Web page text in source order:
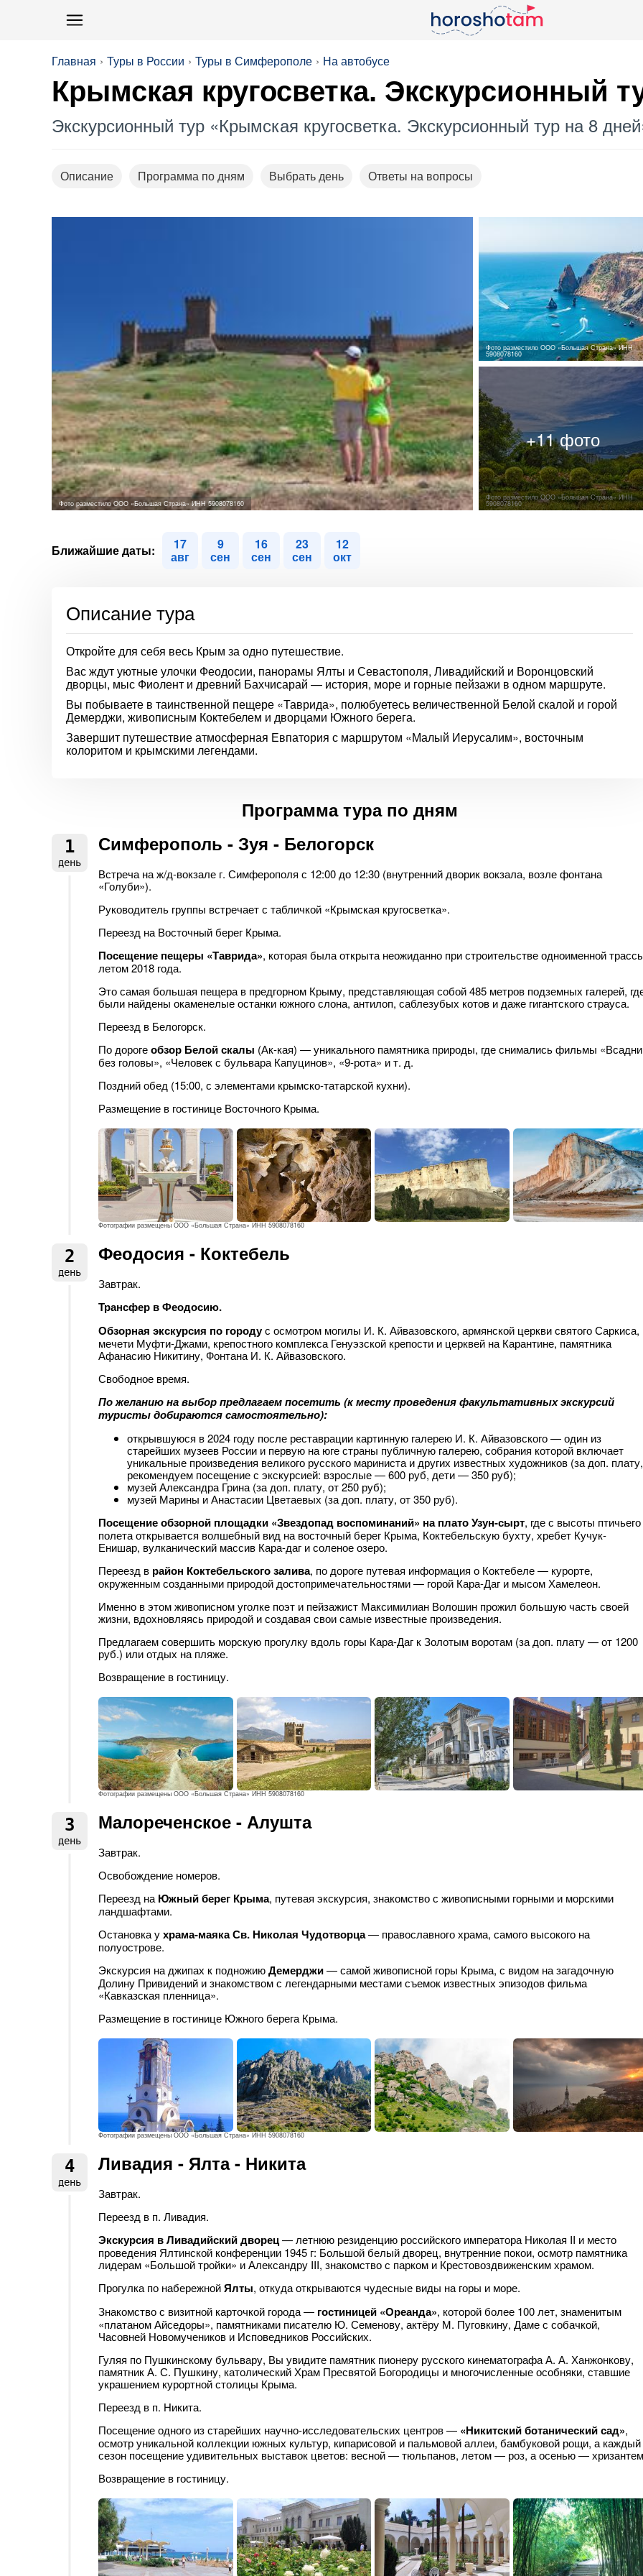
Главная Туры в России Туры в Симферополе На автобусе
Крымская кругосветка. Экскурсионный
Экскурсионный тур «Крымская кругосветка. Экскурсионный тур на 8
Описание Программа по дням Выбрать день Ответы на вопросы
Фото разместило ООО «Большая Страна» ИНН 5908078160
Фото разместило ООО «Большая Страна» ИНН
5908078160
Фото разместило ООО «Большая Страна» ИНН
5908078160
Ближайшие даты: 17
авг
9
сен
16
сен
23
сен
12
окт
Описание тура
Откройте для себя весь Крым за одно путешествие.
Вас ждут уютные улочки Феодосии, панорамы Ялты и Севастополя, Ливадийский и Воронцовский
дворцы, мыс Фиолент и древний Бахчисарай — история, море и горные пейзажи в одном маршруте.
Вы побываете в таинственной пещере «Таврида», полюбуетесь величественной Белой скалой и горой
Демерджи, живописным Коктебелем и дворцами Южного берега.
Завершит путешествие атмосферная Евпатория с маршрутом «Малый Иерусалим», восточным
колоритом и крымскими легендами.
Программа тура по дням
1
день
Симферополь - Зуя - Белогорск
Встреча на ж/д-вокзале г. Симферополя с 12:00 до 12:30 (внутренний дворик вокзала, возле фонтана
«Голуби»).
Руководитель группы встречает с табличкой «Крымская кругосветка».
Переезд на Восточный берег Крыма.
Посещение пещеры «Таврида», которая была открыта неожиданно при строительстве одноименной
летом 2018 года.
Это самая большая пещера в предгорном Крыму, представляющая собой 485 метров подземных галерей,
были найдены окаменелые останки южного слона, антилоп, саблезубых котов и даже гигантского страуса.
Переезд в Белогорск.
По дорогеобзор Белой скалы (Ак-кая) — уникального памятника природы, где снимались фильмы
без головы», «Человек с бульвара Капуцинов», «9-рота» и т. д.
Поздний обед (15:00, с элементами крымско-татарской кухни).
Размещение в гостинице Восточного Крыма.
Фотографии размещены ООО «Большая Страна» ИНН 5908078160
2
день
Феодосия - Коктебель
Завтрак.
Трансфер в Феодосию.
Обзорная экскурсия по городус осмотром могилы И. К. Айвазовского, армянской церкви святого Саркиса,
мечети Муфти-Джами, крепостного комплекса Генуэзской крепости и церквей на Карантине, памятника
Афанасию Никитину, Фонтана И. К. Айвазовского.
Свободное время.
По желанию на выбор предлагаем посетить (к месту проведения факультативных экскурсий
туристы добираются самостоятельно):
открывшуюся в 2024 году после реставрации картинную галерею И. К. Айвазовского — один из
старейших музеев России и первую на юге страны публичную галерею, собрания которой включает
уникальные произведения великого русского мариниста и других известных художников (за доп. плату,
рекомендуем посещение с экскурсией: взрослые — 600 руб, дети — 350 руб);
музей Александра Грина (за доп. плату, от 250 руб);
музей Марины и Анастасии Цветаевых (за доп. плату, от 350 руб).
Посещение обзорной площадки «Звездопад воспоминаний» на плато Узун-сырт, где с высоты птичьего
полета открывается волшебный вид на восточный берег Крыма, Коктебельскую бухту, хребет Кучук-
Енишар, вулканический массив Кара-даг и соленое озеро.
Переезд в район Коктебельского залива, по дороге путевая информация о Коктебеле — курорте,
окруженным созданными природой достопримечательностями — горой Кара-Даг и мысом Хамелеон.
Именно в этом живописном уголке поэт и пейзажист Максимилиан Волошин прожил большую часть своей
жизни, вдохновляясь природой и создавая свои самые известные произведения.
Предлагаем совершить морскую прогулку вдоль горы Кара-Даг к Золотым воротам (за доп. плату — от 1200
руб.) или отдых на пляже.
Возвращение в гостиницу.
Фотографии размещены ООО «Большая Страна» ИНН 5908078160
3
день
Малореченское - Алушта
Завтрак.
Освобождение номеров.
Переезд на Южный берег Крыма, путевая экскурсия, знакомство с живописными горными и морскими
ландшафтами.
Остановка ухрама-маяка Св. Николая Чудотворца— православного храма, самого высокого на
полуострове.
Экскурсия на джипах к подножиюДемерджи— самой живописной горы Крыма, с видом на загадочную
Долину Привидений и знакомством с легендарными местами съемок известных эпизодов фильма
«Кавказская пленница».
Размещение в гостинице Южного берега Крыма.
Фотографии размещены ООО «Большая Страна» ИНН 5908078160
4
день
Ливадия - Ялта - Никита
Завтрак.
Переезд в п. Ливадия.
Экскурсия в Ливадийский дворец— летнюю резиденцию российского императора Николая II и место
проведения Ялтинской конференции 1945 г: Большой белый дворец, внутренние покои, осмотр памятника
лидерам «Большой тройки» и Александру III, знакомство с парком и Крестовоздвиженским храмом.
Прогулка по набережнойЯлты, откуда открываются чудесные виды на горы и море.
Знакомство с визитной карточкой города — гостиницей «Ореанда», которой более 100 лет, знаменитым
«платаном Айседоры», памятниками писателю Ю. Семенову, актёру М. Пуговкину, Даме с собачкой,
Часовней Новомучеников и Исповедников Российских.
Гуляя по Пушкинскому бульвару, Вы увидите памятник пионеру русского кинематографа А. А. Ханжонкову,
памятник А. С. Пушкину, католический Храм Пресвятой Богородицы и многочисленные особняки, ставшие
украшением курортной столицы Крыма.
Переезд в п. Никита.
Посещение одного из старейших научно-исследовательских центров — «Никитский ботанический сад»,
осмотр уникальной коллекции южных культур, кипарисовой и пальмовой аллеи, бамбуковой рощи, а каждый
сезон посещение удивительных выставок цветов: весной — тюльпанов, летом — роз, а осенью —
Возвращение в гостиницу.